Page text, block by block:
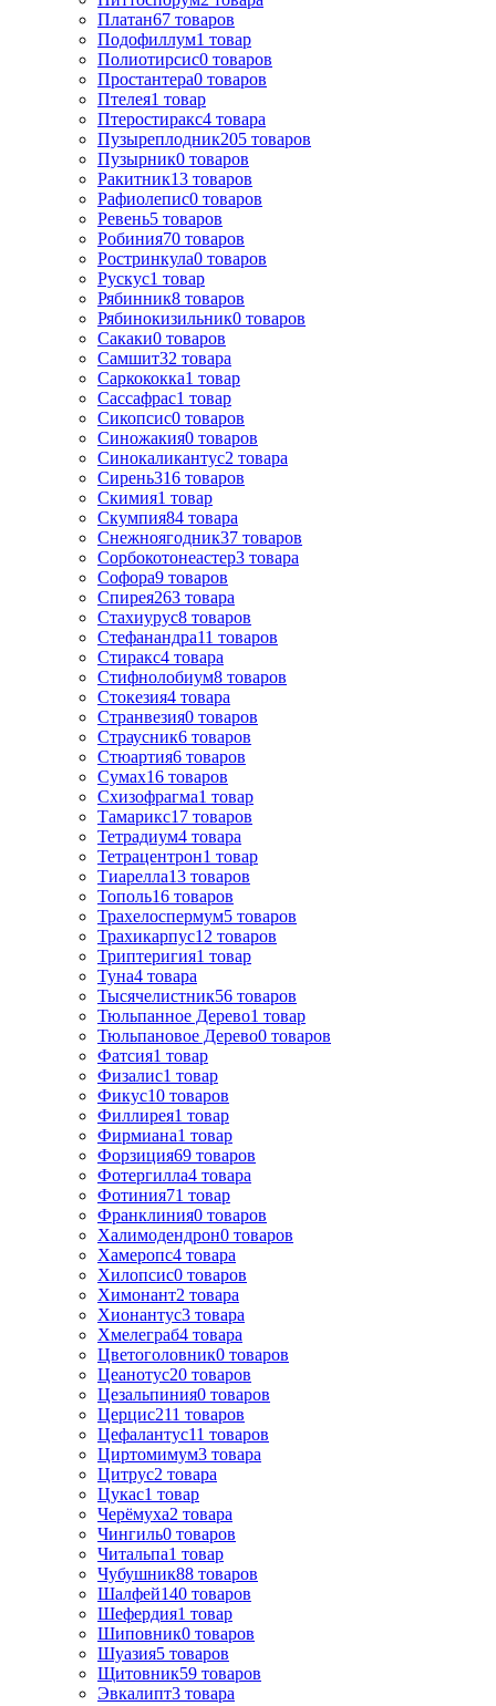
Платан67 товаров
Подофиллум1 товар
Полиотирсис0 товаров
Простантера0 товаров
Птелея1 товар
Птеростиракс4 товара
Пузыреплодник205 товаров
Пузырник0 товаров
Ракитник13 товаров
Рафиолепис0 товаров
Ревень5 товаров
Робиния70 товаров
Ростринкула0 товаров
Рускус1 товар
Рябинник8 товаров
Рябинокизильник0 товаров
Сакаки0 товаров
Самшит32 товара
Саркококка1 товар
Сассафрас1 товар
Сикопсис0 товаров
Синожакия0 товаров
Синокаликантус2 товара
Сирень316 товаров
Скимия1 товар
Скумпия84 товара
Снежноягодник37 товаров
Сорбокотонеастер3 товара
Софора9 товаров
Спирея263 товара
Стахиурус8 товаров
Стефанандра11 товаров
Стиракс4 товара
Стифнолобиум8 товаров
Стокезия4 товара
Странвезия0 товаров
Страусник6 товаров
Стюартия6 товаров
Сумах16 товаров
Схизофрагма1 товар
Тамарикс17 товаров
Тетрадиум4 товара
Тетрацентрон1 товар
Тиарелла13 товаров
Тополь16 товаров
Трахелоспермум5 товаров
Трахикарпус12 товаров
Триптеригия1 товар
Туна4 товара
Тысячелистник56 товаров
Тюльпанное Дерево1 товар
Тюльпановое Дерево0 товаров
Фатсия1 товар
Физалис1 товар
Фикус10 товаров
Филлирея1 товар
Фирмиана1 товар
Форзиция69 товаров
Фотергилла4 товара
Фотиния71 товар
Франклиния0 товаров
Халимодендрон0 товаров
Хамеропс4 товара
Хилопсис0 товаров
Химонант2 товара
Хионантус3 товара
Хмелеграб4 товара
Цветоголовник0 товаров
Цеанотус20 товаров
Цезальпиния0 товаров
Церцис211 товаров
Цефалантус11 товаров
Циртомимум3 товара
Цитрус2 товара
Цукас1 товар
Черёмуха2 товара
Чингиль0 товаров
Читальпа1 товар
Чубушник88 товаров
Шалфей140 товаров
Шефердия1 товар
Шиповник0 товаров
Шуазия5 товаров
Щитовник59 товаров
Эвкалипт3 товара